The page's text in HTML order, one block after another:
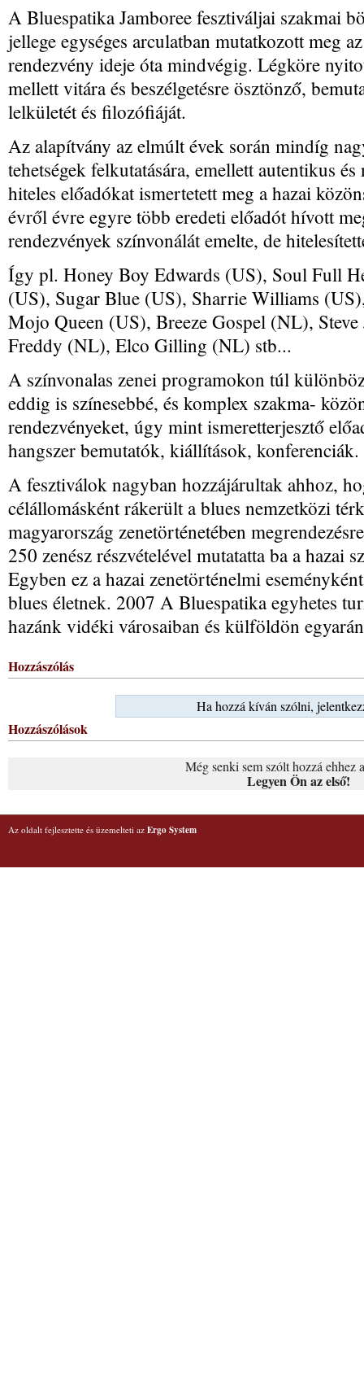
A Bluespatika Jamboree fesztiváljai szakmai
jellege egységes arculatban mutatkozott meg
rendezvény ideje óta mindvégig. Légköre
mellett vitára és beszélgetésre ösztönző,
lelkületét és filozófiáját.
Az alapítvány az elmúlt évek során mindíg
tehetségek felkutatására, emellett autentikus
hiteles előadókat ismertetett meg a hazai
évről évre egyre több eredeti előadót hívott
rendezvények színvonálát emelte, de
Így pl. Honey Boy Edwards (US), Soul Full
(US), Sugar Blue (US), Sharrie Williams
Mojo Queen (US), Breeze Gospel (NL),
Freddy (NL), Elco Gilling (NL) stb...
A színvonalas zenei programokon túl
eddig is színesebbé, és komplex szakma-
rendezvényeket, úgy mint ismeretterjesztő
hangszer bemutatók, kiállítások, konferenciák.
A fesztiválok nagyban hozzájárultak ahhoz,
célállomásként rákerült a blues nemzetközi
magyarország zenetörténetében
250 zenész részvételével mutatatta ba a hazai
Egyben ez a hazai zenetörténelmi
blues életnek. 2007 A Bluespatika egyhetes
hazánk vidéki városaiban és külföldön
Hozzászólás
Ha hozzá kíván szólni,
Hozzászólások
Még senki sem szólt hozzá ehhez
Legyen Ön az első!
Az oldalt fejlesztette és üzemelteti az Ergo System